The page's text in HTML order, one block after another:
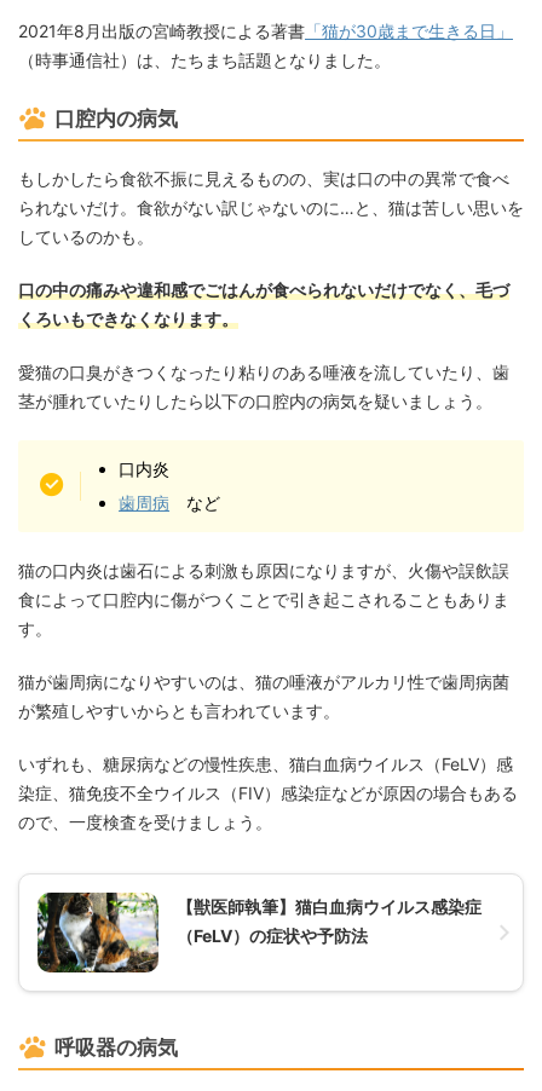
2021年8月出版の宮崎教授による著書 「猫が30歳まで生きる日」
（時事通信社）は、たちまち話題となりました。
口腔内の病気
もしかしたら食欲不振に見えるものの、実は口の中の異常で食べ
られないだけ。食欲がない訳じゃないのに…と、猫は苦しい思いを
しているのかも。
口の中の痛みや違和感でごはんが食べられないだけでなく、毛づ
くろいもできなくなります。
愛猫の口臭がきつくなったり粘りのある唾液を流していたり、歯
茎が腫れていたりしたら以下の口腔内の病気を疑いましょう。
口内炎
歯周病 など
猫の口内炎は歯石による刺激も原因になりますが、火傷や誤飲誤
食によって口腔内に傷がつくことで引き起こされることもありま
す。
猫が歯周病になりやすいのは、猫の唾液がアルカリ性で歯周病菌
が繁殖しやすいからとも言われています。
いずれも、糖尿病などの慢性疾患、猫白血病ウイルス（FeLV）感
染症、猫免疫不全ウイルス（FIV）感染症などが原因の場合もある
ので、一度検査を受けましょう。
【獣医師執筆】猫白血病ウイルス感染症
（FeLV）の症状や予防法
呼吸器の病気